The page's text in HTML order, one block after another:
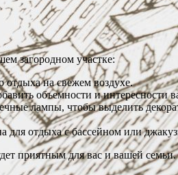
загородном участке:
на свежем воздухе.
объемности и интересности
лампы, чтобы выделить
для отдыха с бассейном или
приятным для вас и вашей